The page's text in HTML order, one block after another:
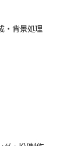
・背景処理